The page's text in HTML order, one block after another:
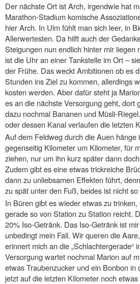
Der nächste Ort ist Arch, irgendwie hat
Marathon-Stadium komische
hier Arch. In Ulm fühlt man sich leer, in
Allerwertesten. Da hilft auch der
Steigungen nun endlich hinter mir liegen
ist die Uhr an einer Tankstelle im Ort –
der Frühe. Das weckt Ambitionen ob es
Stunden ins Ziel zu kommen, allerdings
kosten werden. Aber dafür steht ja
es an die nächste Versorgung geht, dort
dazu nochmal Bananen und Müsli-
oder dessen Kanal verlaufen die letzten
Auf dem Feldweg durch die Auen
gegenseitig Kilometer um Kilometer, für
ziehen, nur um ihn kurz später dann
Zudem gibt es eine etwas trickreiche
dann zu unliebsamen Effekten führt,
zu spät unter den Fuß, beides ist nicht
In Büren gibt es wieder etwas zu
gerade so von Station zu Station reicht.
20% Iso-Getränk. Das Iso-Getränk ist
unbedingt mein Fall. Wir queren die
erinnert mich an die
Versorgung wartet nochmal Marion auf
etwas Traubenzucker und ein Bonbon
jetzt auf die letzten Kilometer noch